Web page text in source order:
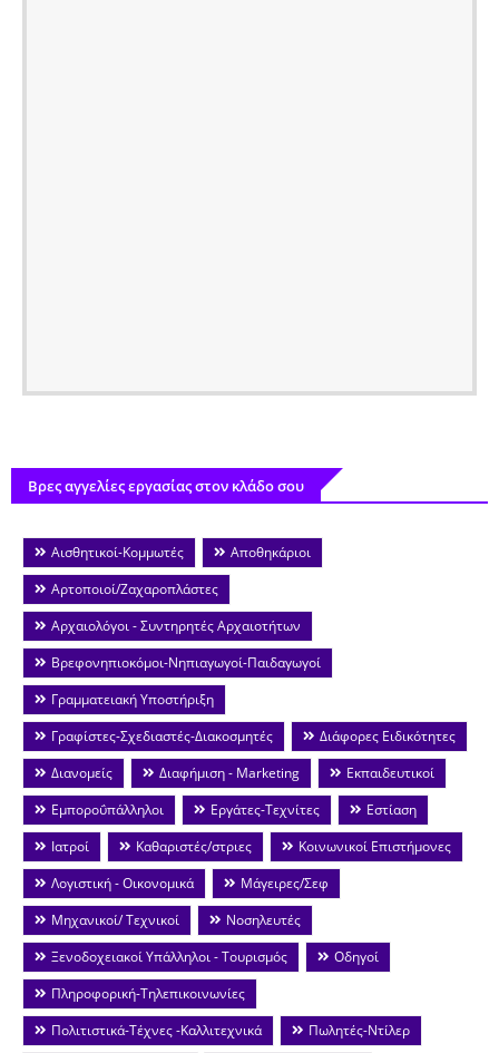
Βρες αγγελίες εργασίας στον κλάδο σου
Αισθητικοί-Κομμωτές
Αποθηκάριοι
Αρτοποιοί/Ζαχαροπλάστες
Αρχαιολόγοι - Συντηρητές Αρχαιοτήτων
Βρεφονηπιοκόμοι-Νηπιαγωγοί-Παιδαγωγοί
Γραμματειακή Υποστήριξη
Γραφίστες-Σχεδιαστές-Διακοσμητές
Διάφορες Ειδικότητες
Διανομείς
Διαφήμιση - Marketing
Εκπαιδευτικοί
Εμποροΰπάλληλοι
Εργάτες-Τεχνίτες
Εστίαση
Ιατροί
Καθαριστές/στριες
Κοινωνικοί Επιστήμονες
Λογιστική - Οικονομικά
Μάγειρες/Σεφ
Μηχανικοί/ Τεχνικοί
Νοσηλευτές
Ξενοδοχειακοί Υπάλληλοι - Τουρισμός
Οδηγοί
Πληροφορική-Τηλεπικοινωνίες
Πολιτιστικά-Τέχνες -Καλλιτεχνικά
Πωλητές-Ντίλερ